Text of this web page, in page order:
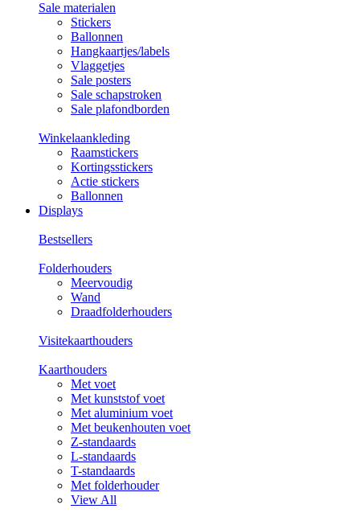
Sale materialen
Stickers
Ballonnen
Hangkaartjes/labels
Vlaggetjes
Sale posters
Sale schapstroken
Sale plafondborden
Winkelaankleding
Raamstickers
Kortingsstickers
Actie stickers
Ballonnen
Displays
Bestsellers
Folderhouders
Meervoudig
Wand
Draadfolderhouders
Visitekaarthouders
Kaarthouders
Met voet
Met kunststof voet
Met aluminium voet
Met beukenhouten voet
Z-standaards
L-standaards
T-standaards
Met folderhouder
View All